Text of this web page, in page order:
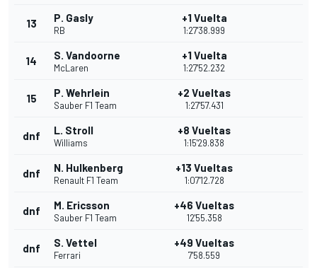
13 P. Gasly
RB
+1 Vuelta
1:27'38.999
14 S. Vandoorne
McLaren
+1 Vuelta
1:27'52.232
15 P. Wehrlein
Sauber F1 Team
+2 Vueltas
1:27'57.431
dnf L. Stroll
Williams
+8 Vueltas
1:15'29.838
dnf N. Hulkenberg
Renault F1 Team
+13 Vueltas
1:07'12.728
dnf M. Ericsson
Sauber F1 Team
+46 Vueltas
12'55.358
dnf S. Vettel
Ferrari
+49 Vueltas
7'58.559